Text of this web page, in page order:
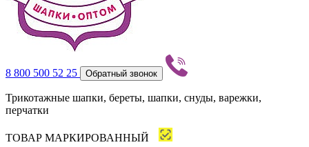
8 800 500 52 25 Обратный звонок
Трикотажные шапки, береты, шапки, снуды, варежки,
перчатки
ТОВАР МАРКИРОВАННЫЙ